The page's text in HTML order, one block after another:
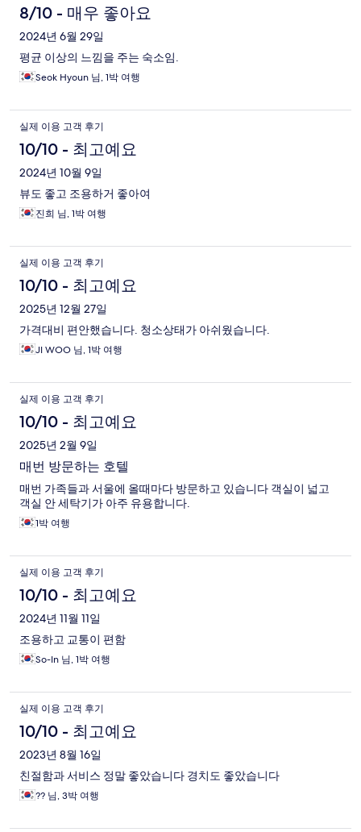
8/10 - 매우 좋아요
2024년 6월 29일
평균 이상의 느낌을 주는 숙소임.
Seok Hyoun 님, 1박 여행
실제 이용 고객 후기
10/10 - 최고예요
2024년 10월 9일
뷰도 좋고 조용하거 좋아여
진희 님, 1박 여행
실제 이용 고객 후기
10/10 - 최고예요
2025년 12월 27일
가격대비 편안했습니다. 청소상태가 아쉬웠습니다.
JI WOO 님, 1박 여행
실제 이용 고객 후기
10/10 - 최고예요
2025년 2월 9일
매번 방문하는 호텔
매번 가족들과 서울에 올때마다 방문하고 있습니다 객실이 넓고
객실 안 세탁기가 아주 유용합니다.
1박 여행
실제 이용 고객 후기
10/10 - 최고예요
2024년 11월 11일
조용하고 교통이 편함
So-In 님, 1박 여행
실제 이용 고객 후기
10/10 - 최고예요
2023년 8월 16일
친절함과 서비스 정말 좋았습니다 경치도 좋았습니다
?? 님, 3박 여행